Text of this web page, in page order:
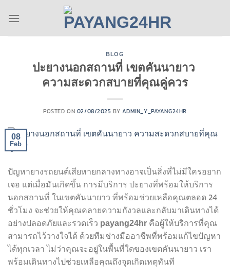
BLOG
ปะยางนอกสถานที่ เขตคันนายาว
ความสะดวกสบายที่คุณคู่ควร
POSTED ON 02/08/2025 BY ADMIN_Y_PAYANG24HR
08
Feb
ปัญหายางรถยนต์เสียหายกลางทางอาจเป็นสิ่งที่ไม่มีใครอยาก
เจอ แต่เมื่อมันเกิดขึ้น การมีบริการ ปะยางที่พร้อมให้บริการ
นอกสถานที่ ในเขตคันนายาว ที่พร้อมช่วยเหลือคุณตลอด 24
ชั่วโมง จะช่วยให้คุณคลายความกังวลและกลับมาเดินทางได้
อย่างปลอดภัยและรวดเร็ว payang24hr คือผู้ให้บริการที่คุณ
สามารถไว้วางใจได้ ด้วยทีมช่างมืออาชีพที่พร้อมแก้ไขปัญหา
ได้ทุกเวลา ไม่ว่าคุณจะอยู่ในพื้นที่ใดของเขตคันนายาว เรา
พร้อมเดินทางไปช่วยเหลือคุณถึงจุดเกิดเหตุทันที